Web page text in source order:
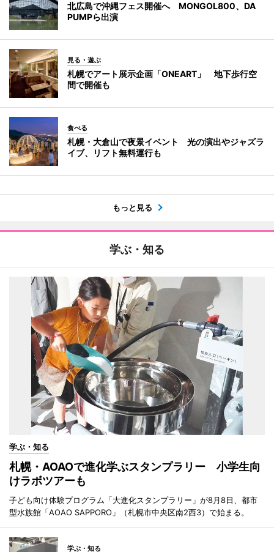
北広島で沖縄フェス開催へ MONGOL800、DA
PUMPら出演
見る・遊ぶ
札幌でアート展示企画「ONEART」 地下歩行空
間で開催も
食べる
札幌・大倉山で夜景イベント 光の演出やジャズラ
イブ、リフト無料運行も
もっと見る
学ぶ・知る
学ぶ・知る
札幌・AOAOで進化学ぶスタンプラリー 小学生向
けラボツアーも
子ども向け体験プログラム「大進化スタンプラリー」が8月8日、都市
型水族館「AOAO SAPPORO」（札幌市中央区南2西3）で始まる。
学ぶ・知る